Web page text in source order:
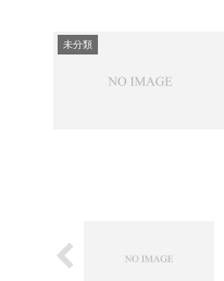
未分類